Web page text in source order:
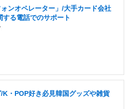
ンオペレーター」/大手カード会社
る電話でのサポート
・POP好き必見韓国グッズや雑貨